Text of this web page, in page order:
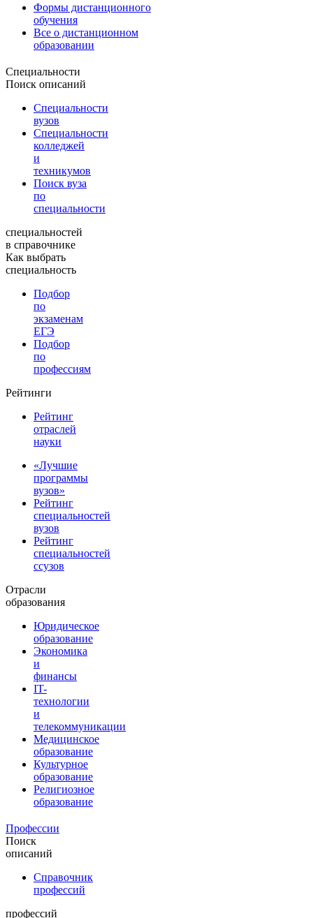
Формы дистанционного
обучения
Все о дистанционном
образовании
Специальности
Поиск описаний
Специальности
вузов
Специальности
колледжей
и
техникумов
Поиск вуза
по
специальности
специальностей
в справочнике
Как выбрать
специальность
Подбор
по
экзаменам
ЕГЭ
Подбор
по
профессиям
Рейтинги
Рейтинг
отраслей
науки
«Лучшие
программы
вузов»
Рейтинг
специальностей
вузов
Рейтинг
специальностей
ссузов
Отрасли
образования
Юридическое
образование
Экономика
и
финансы
IT-
технологии
и
телекоммуникации
Медицинское
образование
Культурное
образование
Религиозное
образование
Профессии
Поиск
описаний
Справочник
профессий
профессий